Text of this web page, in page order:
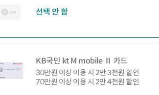
선택 안 함
KB국민 kt M mobile Ⅱ 카드
30만원 이상 이용 시 2만 3천원 할인
70만원 이상 이용 시 2만 4천원 할인